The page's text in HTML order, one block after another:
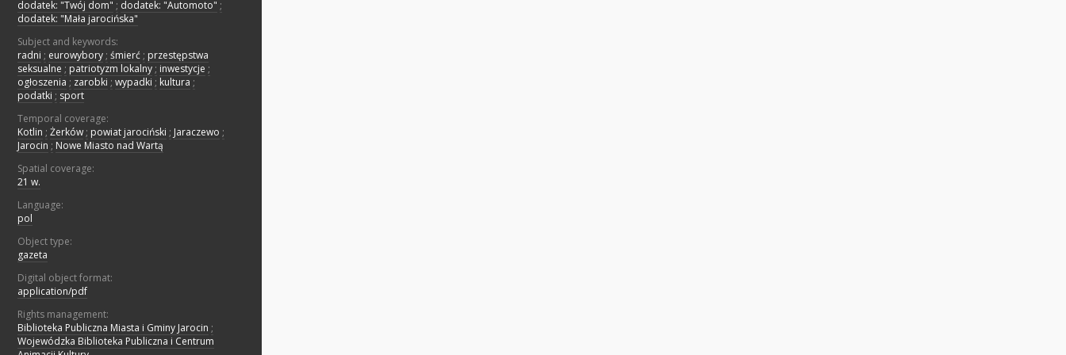
dodatek: "Twój dom" ; dodatek: "Automoto" ;
dodatek: "Mała jarocińska"
Subject and keywords:
radni ; eurowybory ; śmierć ; przestępstwa
seksualne ; patriotyzm lokalny ; inwestycje ;
ogłoszenia ; zarobki ; wypadki ; kultura ;
podatki ; sport
Temporal coverage:
Kotlin ; Żerków ; powiat jarociński ; Jaraczewo ;
Jarocin ; Nowe Miasto nad Wartą
Spatial coverage:
21 w.
Language:
pol
Object type:
gazeta
Digital object format:
application/pdf
Rights management:
Biblioteka Publiczna Miasta i Gminy Jarocin ;
Wojewódzka Biblioteka Publiczna i Centrum